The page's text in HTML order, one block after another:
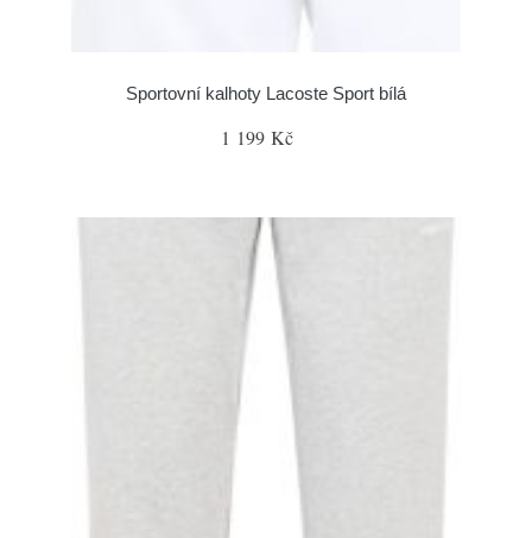
Sportovní kalhoty Lacoste Sport bílá
1 199 Kč